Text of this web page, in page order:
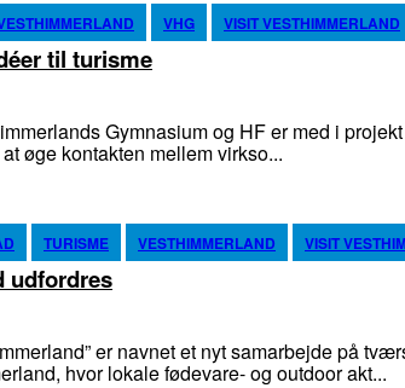
VHG VISIT VESTHIMMERLAND
til turisme
Gymnasium og HF er med i
øge kontakten mellem virkso...
TURISME VESTHIMMERLAND VISIT
udfordres
er navnet et nyt samarbejde på
hvor lokale fødevare- og outdoor akt...